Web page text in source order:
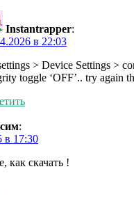
Instantrapper:
в 22:03
> Device Settings >
toggle ‘OFF’.. try again
:
в 17:30
как скачать !